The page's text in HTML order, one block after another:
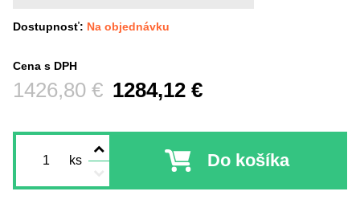
Dostupnosť: Na objednávku
Cena s DPH
1284,12 €
Pred zľavou:
1426,80 €
ks Do košíka